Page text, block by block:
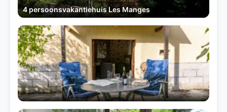
4 persoonsvakantiehuis Les Manges